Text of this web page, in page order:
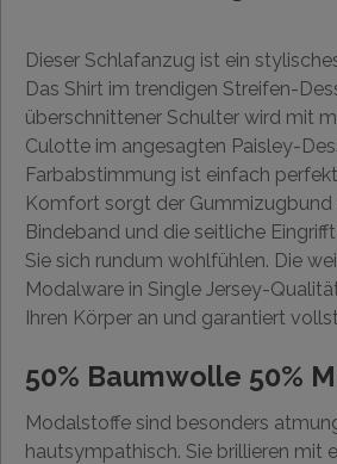
Dieser Schlafanzug ist ein
Das Shirt im trendigen Streifen-
überschnittener Schulter wird mit
Culotte im angesagten Paisley-
Farbabstimmung ist einfach
Komfort sorgt der Gummizugbund
Bindeband und die seitliche
Sie sich rundum wohlfühlen. Die
Modalware in Single Jersey-
Ihren Körper an und garantiert
50% Baumwolle 50%
Modalstoffe sind besonders
hautsympathisch. Sie brillieren mit